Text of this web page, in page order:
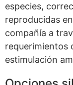
especies,
reproducidas
compañía a
requerimientos
estimulación